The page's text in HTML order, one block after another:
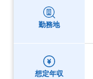
勤務地
想定年収